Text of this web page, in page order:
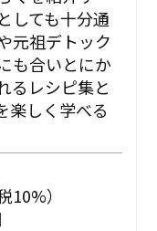
しても十分通
元祖デトック
も合いとにか
るレシピ集と
楽しく学べる
）